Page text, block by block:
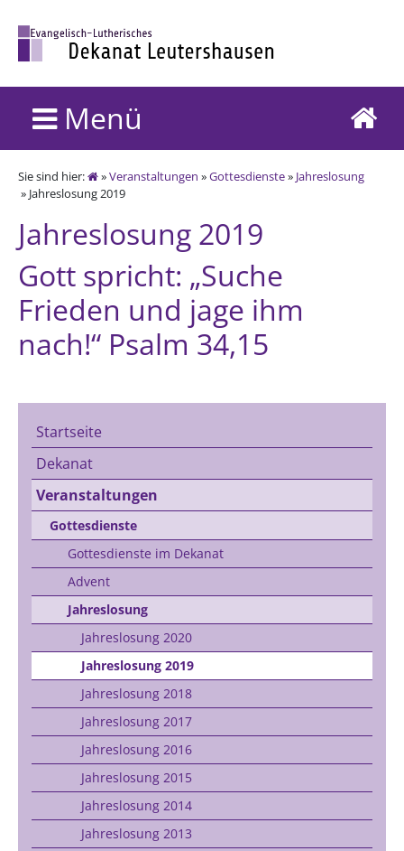
Menü
Sie sind hier: »Veranstaltungen »Gottesdienste» Jahreslosung
» Jahreslosung 2019
Jahreslosung 2019
Gott spricht: „Suche
Frieden und jage ihm
nach!“ Psalm 34,15
Startseite
Dekanat
Veranstaltungen
Gottesdienste
Gottesdienste im Dekanat
Advent
Jahreslosung
Jahreslosung 2020
Jahreslosung 2019
Jahreslosung 2018
Jahreslosung 2017
Jahreslosung 2016
Jahreslosung 2015
Jahreslosung 2014
Jahreslosung 2013